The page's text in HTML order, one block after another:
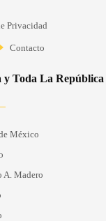
Privacidad
Contacto
Toda La República
México
A. Madero